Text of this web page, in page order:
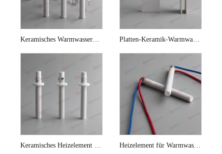
Keramisches Warmwasserbereiterelement für sofortigen Toilettensitz Platten-Keramik-Warmwasserbereiter-Element für intelligente Toilette
Keramisches Heizelement für Toilettensitz-Bidets Heizelement für Warmwasserbereiter